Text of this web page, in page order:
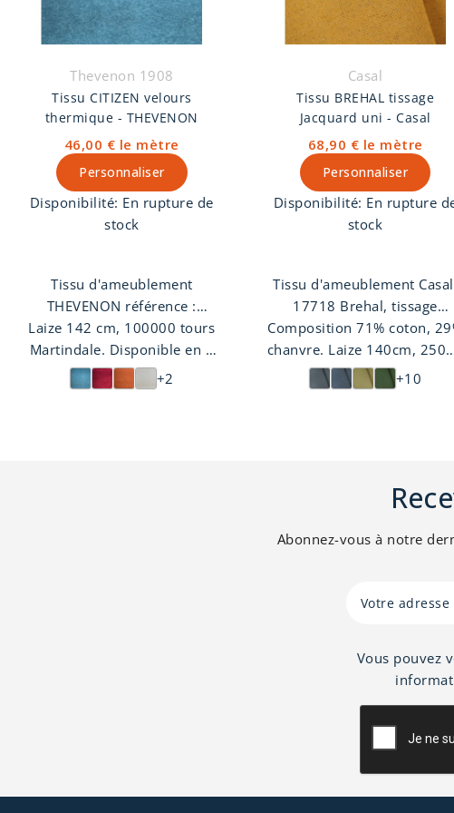
Thevenon 1908
Tissu CITIZEN velours
thermique - THEVENON
46,00 € le mètre
Personnaliser
Disponibilité: En rupture de
stock
Tissu d'ameublement
THEVENON référence :
22699 CITIZEN velours
thermique. Un tissu double
face, tendrement gratté d'un
coté, et duveteux de l'autre.
Laize 142 cm, 100000 tours
Martindale. Disponible en 7
coloris. +2
Casal
Tissu BREHAL tissage
Jacquard uni - Casal
68,90 € le mètre
Personnaliser
Disponibilité: En rupture
stock
Tissu d'ameublement
17718 Brehal, tissage
Jacquard uni. Le tissu
de Casal est à utiliser sur
sièges et rideaux.
Composition 71% coton,
chanvre. Laize 140cm,
tours Martindale. Disponible
en 14 coloris
+10
Abonnez-vous à notre
Vous pouvez